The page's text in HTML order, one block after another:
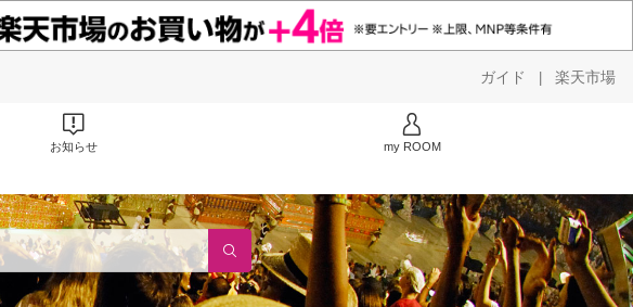
ガイド | 楽天市場
お知らせ my ROOM